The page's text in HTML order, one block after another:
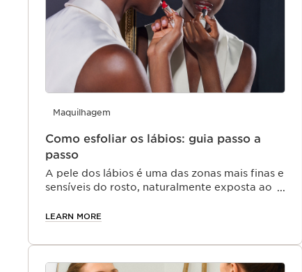
Maquilhagem
Como esfoliar os lábios: guia passo a
passo
A pele dos lábios é uma das zonas mais finas e
sensíveis do rosto, naturalmente exposta ao
LEARN MORE